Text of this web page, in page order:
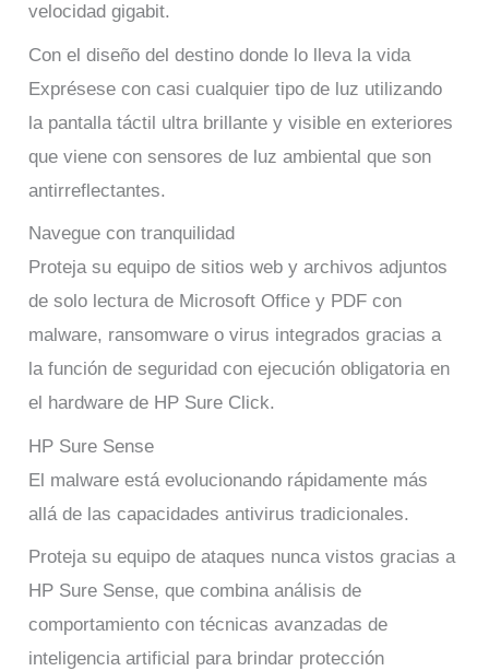
velocidad gigabit.
Con el diseño del destino donde lo lleva la vida
Exprésese con casi cualquier tipo de luz utilizando
la pantalla táctil ultra brillante y visible en exteriores
que viene con sensores de luz ambiental que son
antirreflectantes.
Navegue con tranquilidad
Proteja su equipo de sitios web y archivos adjuntos
de solo lectura de Microsoft Office y PDF con
malware, ransomware o virus integrados gracias a
la función de seguridad con ejecución obligatoria en
el hardware de HP Sure Click.
HP Sure Sense
El malware está evolucionando rápidamente más
allá de las capacidades antivirus tradicionales.
Proteja su equipo de ataques nunca vistos gracias a
HP Sure Sense, que combina análisis de
comportamiento con técnicas avanzadas de
inteligencia artificial para brindar protección